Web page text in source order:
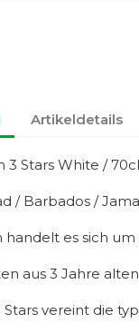
Artikeldetails
Stars White / 70cl
/ Barbados /
es sich
aus 3 Jahre
vereint die